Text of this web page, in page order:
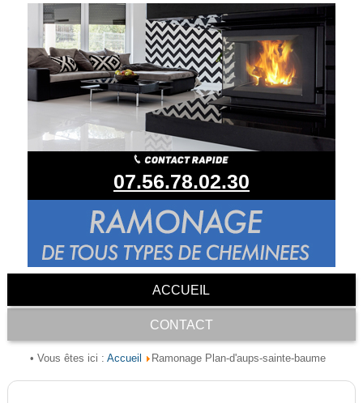
07.56.78.02.30
ACCUEIL
CONTACT
• Vous êtes ici : Accueil Ramonage Plan-d'aups-sainte-baume